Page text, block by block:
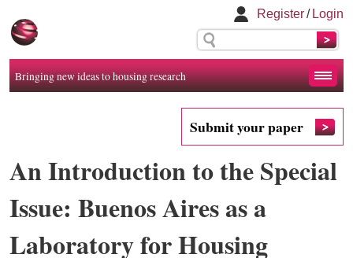
Register/ Login
Bringing new ideas to housing research
Submit your paper
An Introduction to the Special
Issue: Buenos Aires as a
Laboratory for Housing